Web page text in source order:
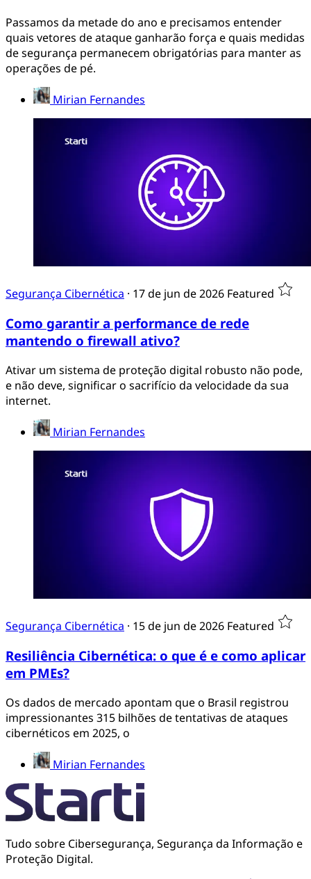
Passamos da metade do ano e precisamos entender
quais vetores de ataque ganharão força e quais medidas
de segurança permanecem obrigatórias para manter as
operações de pé.
Mirian Fernandes
Segurança Cibernética · 17 de jun de 2026 Featured
Como garantir a performance de rede
mantendo o firewall ativo?
Ativar um sistema de proteção digital robusto não pode,
e não deve, significar o sacrifício da velocidade da sua
internet.
Mirian Fernandes
Segurança Cibernética · 15 de jun de 2026 Featured
Resiliência Cibernética: o que é e como aplicar
em PMEs?
Os dados de mercado apontam que o Brasil registrou
impressionantes 315 bilhões de tentativas de ataques
cibernéticos em 2025, o
Mirian Fernandes
Tudo sobre Cibersegurança, Segurança da Informação e
Proteção Digital.